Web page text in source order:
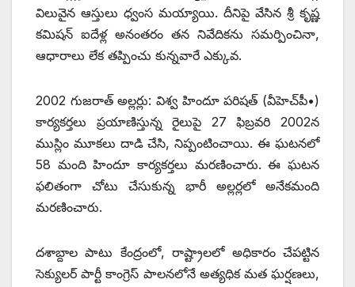
విలువైన ఆస్తులు ధ్వంస మయ్యాయి. దీనిపై వేసిన శ్రీ కృష్ణ
కమిషన్‌ ఐదేళ్ల అనంతరం తన నివేదికను సమర్పించినా,
ఆధారాలు లేక తప్పించు కున్నవారే ఎక్కువ.
2002 గుజరాత్‌ అల్లర్లు: విశ్వ హిందూ పరిషత్‌ (‌వీహెచ్‌పీ•)
కార్యకర్తలు ప్రయాణిస్తున్న రైలుపై 27 ఫిబ్రవరి 2002న
ముస్లిం మూకలు దాడి చేసి, నిప్పంటించాయి. ఈ ఘటనలో
58 మంది హిందూ కార్యకర్తలు మరణించారు. ఈ ఘటన
ఫలితంగా చోటు చేసుకున్న భారీ అల్లర్లలో అనేకమంది
మరణించారు.
దశాబ్దాల పాటు కేంద్రంలో, రాష్ట్రాలలో అధికారం చేపట్టిన
సెక్యులర్‌ ‌పార్టీ కాంగ్రెస్‌ ‌పాలనలోనే అత్యధిక మత ఘర్షణలు,